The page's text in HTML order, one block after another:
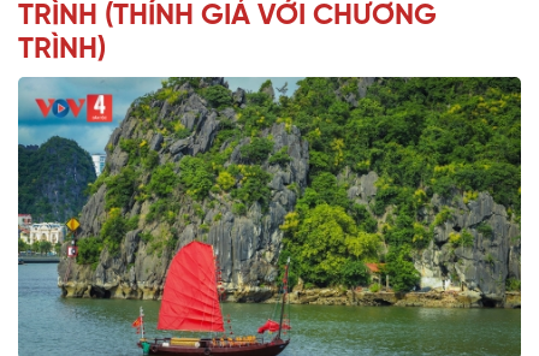
TRÌNH (THÍNH GIẢ VỚI CHƯƠNG
TRÌNH)